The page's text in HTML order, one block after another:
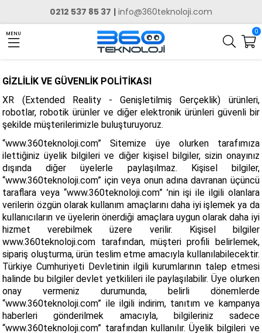
0212 537 85 37 | info@360teknoloji.com
MENU 0
GİZLİLİK VE GÜVENLİK POLİTİKASI
XR (Extended Reality - Genişletilmiş Gerçeklik) ürünleri,
robotlar, robotik ürünler ve diğer elektronik ürünleri güvenli bir
şekilde müşterilerimizle buluşturuyoruz.
“www.360teknoloji.com” Sitemize üye olurken tarafımıza
ilettiğiniz üyelik bilgileri ve diğer kişisel bilgiler, sizin onayınız
dışında diğer üyelerle paylaşılmaz. Kişisel bilgiler,
“www.360teknoloji.com” için veya onun adına davranan üçüncü
taraflara veya “www.360teknoloji.com” ’nin işi ile ilgili olanlara
verilerin özgün olarak kullanım amaçlarını daha iyi işlemek ya da
kullanıcıların ve üyelerin önerdiği amaçlara uygun olarak daha iyi
hizmet verebilmek üzere verilir. Kişisel bilgiler
www.360teknoloji.com tarafından, müşteri profili belirlemek,
sipariş oluşturma, ürün teslim etme amacıyla kullanılabilecektir.
Türkiye Cumhuriyeti Devletinin ilgili kurumlarının talep etmesi
halinde bu bilgiler devlet yetkilileri ile paylaşılabilir. Üye olurken
onay vermeniz durumunda, belirli dönemlerde
“www.360teknoloji.com” ile ilgili indirim, tanıtım ve kampanya
haberleri gönderilmek amacıyla, bilgileriniz sadece
“www.360teknoloji.com” tarafından kullanılır. Üyelik bilgileri ve